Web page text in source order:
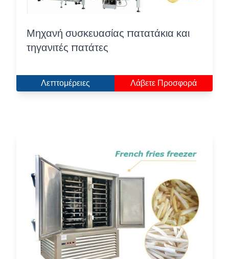
Μηχανή συσκευασίας πατατάκια και
τηγανιτές πατάτες
Λεπτομέρειες Λάβετε Προσφορά